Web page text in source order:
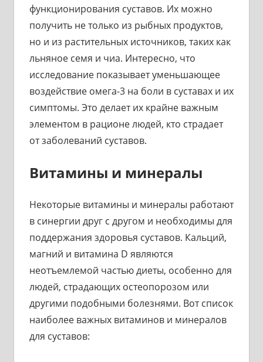
функционирования суставов. Их можно
получить не только из рыбных продуктов,
но и из растительных источников, таких как
льняное семя и чиа. Интересно, что
исследование показывает уменьшающее
воздействие омега-3 на боли в суставах и их
симптомы. Это делает их крайне важным
элементом в рационе людей, кто страдает
от заболеваний суставов.
Витамины и минералы
Некоторые витамины и минералы работают
в синергии друг с другом и необходимы для
поддержания здоровья суставов. Кальций,
магний и витамина D являются
неотъемлемой частью диеты, особенно для
людей, страдающих остеопорозом или
другими подобными болезнями. Вот список
наиболее важных витаминов и минералов
для суставов: